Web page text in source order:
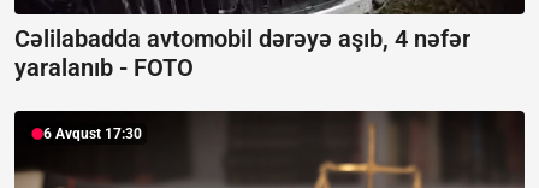
Cəlilabadda avtomobil dərəyə aşıb, 4 nəfər
yaralanıb - FOTO
6 Avqust 17:30